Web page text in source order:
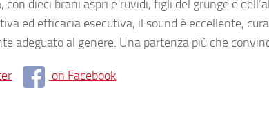
con dieci brani aspri e ruvidi, figli del grunge e
ed efficacia esecutiva, il sound è eccellente,
adeguato al genere. Una partenza più che
on Facebook